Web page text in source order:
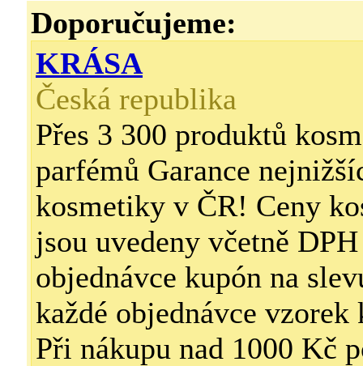
Doporučujeme:
KRÁSA
Česká republika
Přes 3 300 produktů
parfémů Garance
kosmetiky v ČR! Ceny
jsou uvedeny včetně
objednávce kupón na
každé objednávce
Při nákupu nad 1000 Kč